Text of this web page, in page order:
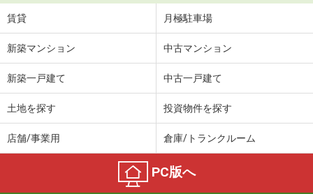
賃貸 月極駐車場
新築マンション 中古マンション
新築一戸建て 中古一戸建て
土地を探す 投資物件を探す
店舗/事業用 倉庫/トランクルーム
PC版へ